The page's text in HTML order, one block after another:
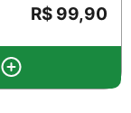
R$ 99,90